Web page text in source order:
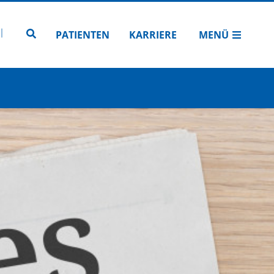
Zur Seitensuche
PATIENTEN KARRIERE MENÜ